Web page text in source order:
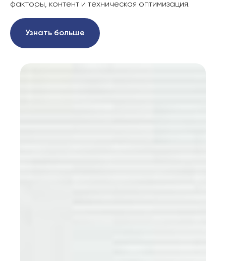
факторы, контент и техническая оптимизация.
Узнать больше